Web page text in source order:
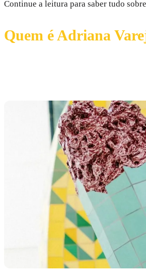
Continue a leitura para saber tudo
Quem é Adriana